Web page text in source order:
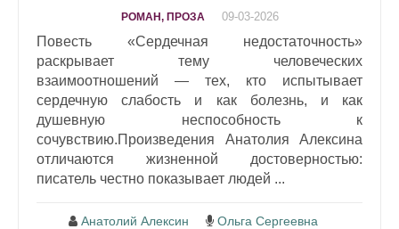
РОМАН, ПРОЗА 09-03-2026
Повесть «Сердечная недостаточность»
раскрывает тему человеческих
взаимоотношений — тех, кто испытывает
сердечную слабость и как болезнь, и как
душевную неспособность к
сочувствию.Произведения Анатолия Алексина
отличаются жизненной достоверностью:
писатель честно показывает людей ...
Анатолий Алексин
Ольга Сергеевна